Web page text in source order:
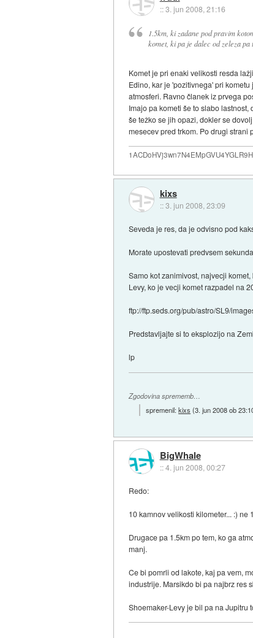
::3. jun 2008, 21:16
1.5km, ki zadane pod pravim
komet, ki pa je dalec od zeleza pa
Komet je pri enaki velikosti resda
Edino, kar je 'pozitivnega' pri
atmosferi. Ravno članek iz prvega
Imajo pa kometi še to slabo
še težko se jih opazi, dokler se
mesecev pred trkom. Po drugi
kixs
::3. jun 2008, 23:09
Seveda je res, da je odvisno pod
Morate upostevati predvsem
Samo kot zanimivost, najvecji
Levy, ko je vecji komet razpadel na
ftp://ftp.seds.org/pub/astro/SL9/
Predstavljajte si to eksplozijo na
lp
Zgodovina sprememb…
spremenil:kixs (3. jun 2008 ob
BigWhale
::4. jun 2008, 00:27
Redo:
10 kamnov velikosti kilometer... :)
Drugace pa 1.5km po tem, ko ga
manj.
Ce bi pomrli od lakote, kaj pa vem,
industrije. Marsikdo bi pa najbrz res
Shoemaker-Levy je bil pa na Jupitru